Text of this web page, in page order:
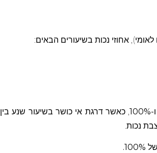
אחוזי נכות בשיעורים הבאים:
-100% , כאשר דרגת אי כושר בשיעור שנע בין
נכות.